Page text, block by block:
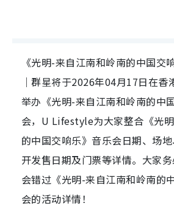
《光明-来自江南和岭南的中国交
｜群星将于2026年04月17日在香
举办《光明-来自江南和岭南的中
会，U Lifestyle为大家整合《光
的中国交响乐》音乐会日期、场
开发售日期及门票等详情。大家
会错过《光明-来自江南和岭南的
会的活动详情！